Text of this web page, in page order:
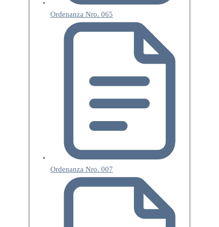
Ordenanza Nro. 065
Ordenanza Nro. 007